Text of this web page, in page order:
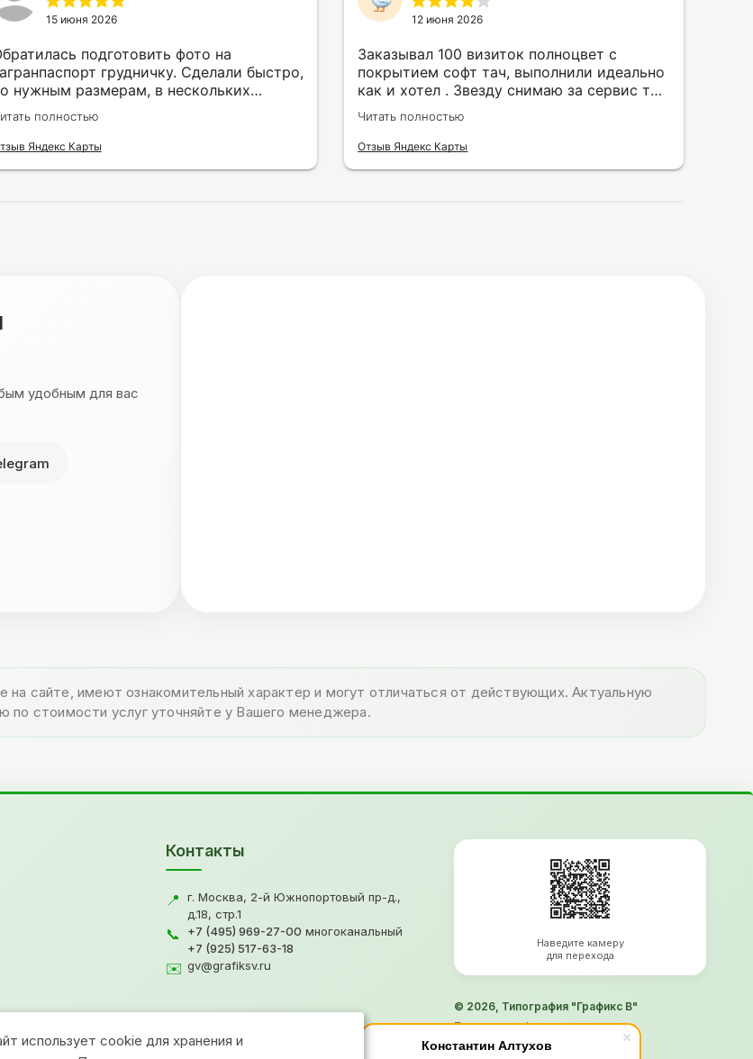
Константин Алтухов
15 июня 2026
подготовить фото на
грудничку. Сделали быстро,
нужным размерам, в нескольких
и цветах.
полностью
Яндекс Карты
12 июня 2026
Заказывал 100 визиток полноцвет с
покрытием софт тач, выполнили идеально
как и хотел . Звезду снимаю за сервис так
как в первый день приехал за 30 мин до
закрытия а на месте никого не было.
Читать полностью
Отзыв Яндекс Карты
удобным для вас
на сайте, имеют ознакомительный характер и могут отличаться от действующих. Актуальную
по стоимости услуг уточняйте у Вашего менеджера.
Контакты
📍
г. Москва, 2-й Южнопортовый пр-д.,
д.18, стр.1
📞 +7 (495) 969-27-00 многоканальный
+7 (925) 517-63-18
✉️ gv@grafiksv.ru
Наведите камеру
для перехода
© 2026, Типография "Графикс В"
Политика конфиденциальности
Согласие на обработку ПД
Информация не является офертой
использует cookie для хранения и